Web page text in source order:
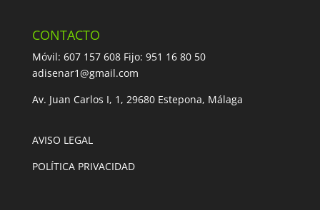
CONTACTO
Móvil: 607 157 608 Fijo: 951 16 80 50
adisenar1@gmail.com
Av. Juan Carlos I, 1, 29680 Estepona, Málaga
AVISO LEGAL
POLÍTICA PRIVACIDAD